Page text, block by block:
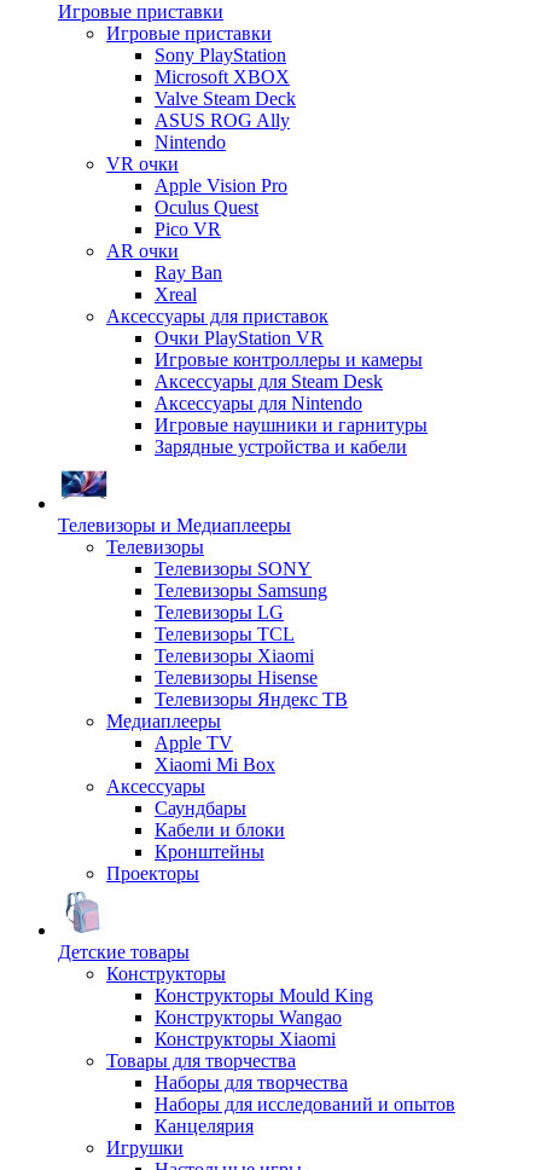
Игровые приставки
Игровые приставки
Sony PlayStation
Microsoft XBOX
Valve Steam Deck
ASUS ROG Ally
Nintendo
VR очки
Apple Vision Pro
Oculus Quest
Pico VR
AR очки
Ray Ban
Xreal
Аксессуары для приставок
Очки PlayStation VR
Игровые контроллеры и камеры
Аксессуары для Steam Desk
Аксессуары для Nintendo
Игровые наушники и гарнитуры
Зарядные устройства и кабели
Телевизоры и Медиаплееры
Телевизоры
Телевизоры SONY
Телевизоры Samsung
Телевизоры LG
Телевизоры TCL
Телевизоры Xiaomi
Телевизоры Hisense
Телевизоры Яндекс ТВ
Медиаплееры
Apple TV
Xiaomi Mi Box
Аксессуары
Саундбары
Кабели и блоки
Кронштейны
Проекторы
Детские товары
Конструкторы
Конструкторы Mould King
Конструкторы Wangao
Конструкторы Xiaomi
Товары для творчества
Наборы для творчества
Наборы для исследований и опытов
Канцелярия
Игрушки